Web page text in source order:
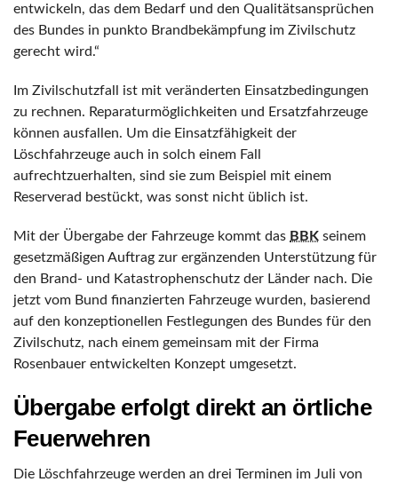
entwickeln, das dem Bedarf und den Qualitätsansprüchen
des Bundes in punkto Brandbekämpfung im Zivilschutz
gerecht wird.“
Im Zivilschutzfall ist mit veränderten Einsatzbedingungen
zu rechnen. Reparaturmöglichkeiten und Ersatzfahrzeuge
können ausfallen. Um die Einsatzfähigkeit der
Löschfahrzeuge auch in solch einem Fall
aufrechtzuerhalten, sind sie zum Beispiel mit einem
Reserverad bestückt, was sonst nicht üblich ist.
Mit der Übergabe der Fahrzeuge kommt das BBK seinem
gesetzmäßigen Auftrag zur ergänzenden Unterstützung für
den Brand- und Katastrophenschutz der Länder nach. Die
jetzt vom Bund finanzierten Fahrzeuge wurden, basierend
auf den konzeptionellen Festlegungen des Bundes für den
Zivilschutz, nach einem gemeinsam mit der Firma
Rosenbauer entwickelten Konzept umgesetzt.
Übergabe erfolgt direkt an örtliche
Feuerwehren
Die Löschfahrzeuge werden an drei Terminen im Juli von